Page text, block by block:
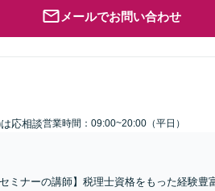
メールでお問い合わせ
応相談営業時間：09:00~20:00（平日）
ミナーの講師】税理士資格をもった経験豊